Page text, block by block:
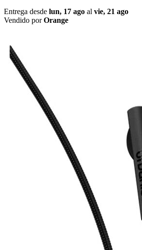
Entrega desde lun, 17 ago al vie, 21 ago
Vendido porOrange